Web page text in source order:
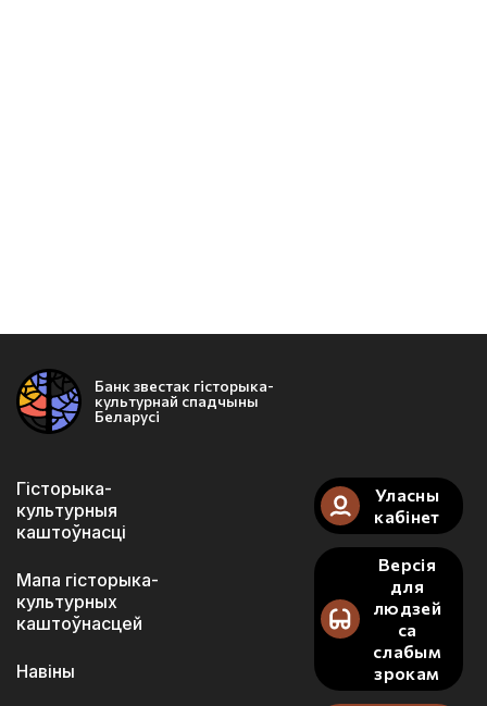
Банк звестак гісторыка-
культурнай спадчыны
Беларусі
Гісторыка-
культурныя
каштоўнасці
Мапа гісторыка-
культурных
каштоўнасцей
Навіны
Уласны
кабінет
Версія
для
людзей
са
слабым
зрокам